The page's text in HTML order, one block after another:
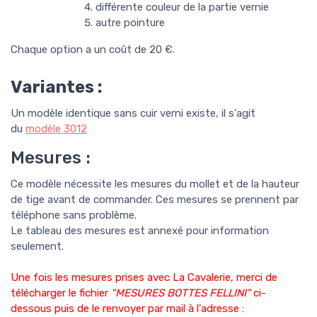
différente couleur de la partie vernie
autre pointure
Chaque option a un coût de 20 €.
Variantes :
Un modèle identique sans cuir verni existe, il s'agit
du modèle 3012
Mesures :
Ce modèle nécessite les mesures du mollet et de la hauteur
de tige avant de commander. Ces mesures se prennent par
téléphone sans problème.
Le tableau des mesures est annexé pour information
seulement.
Une fois les mesures prises avec La Cavalerie, merci de
télécharger le fichier "MESURES BOTTES FELLINI"ci-
dessous puis de le renvoyer par mail à l'adresse :